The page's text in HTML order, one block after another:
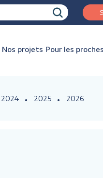
Nos projets Pour les proches
2024 2025 2026